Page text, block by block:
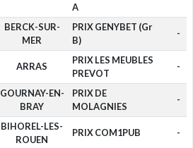
A
BERCK-SUR-
MER
PRIX GENYBET (Gr
B)
-
ARRAS
PRIX LES MEUBLES
PREVOT
-
GOURNAY-EN-
BRAY
PRIX DE
MOLAGNIES
-
BIHOREL-LES-
ROUEN
PRIX COM1PUB -